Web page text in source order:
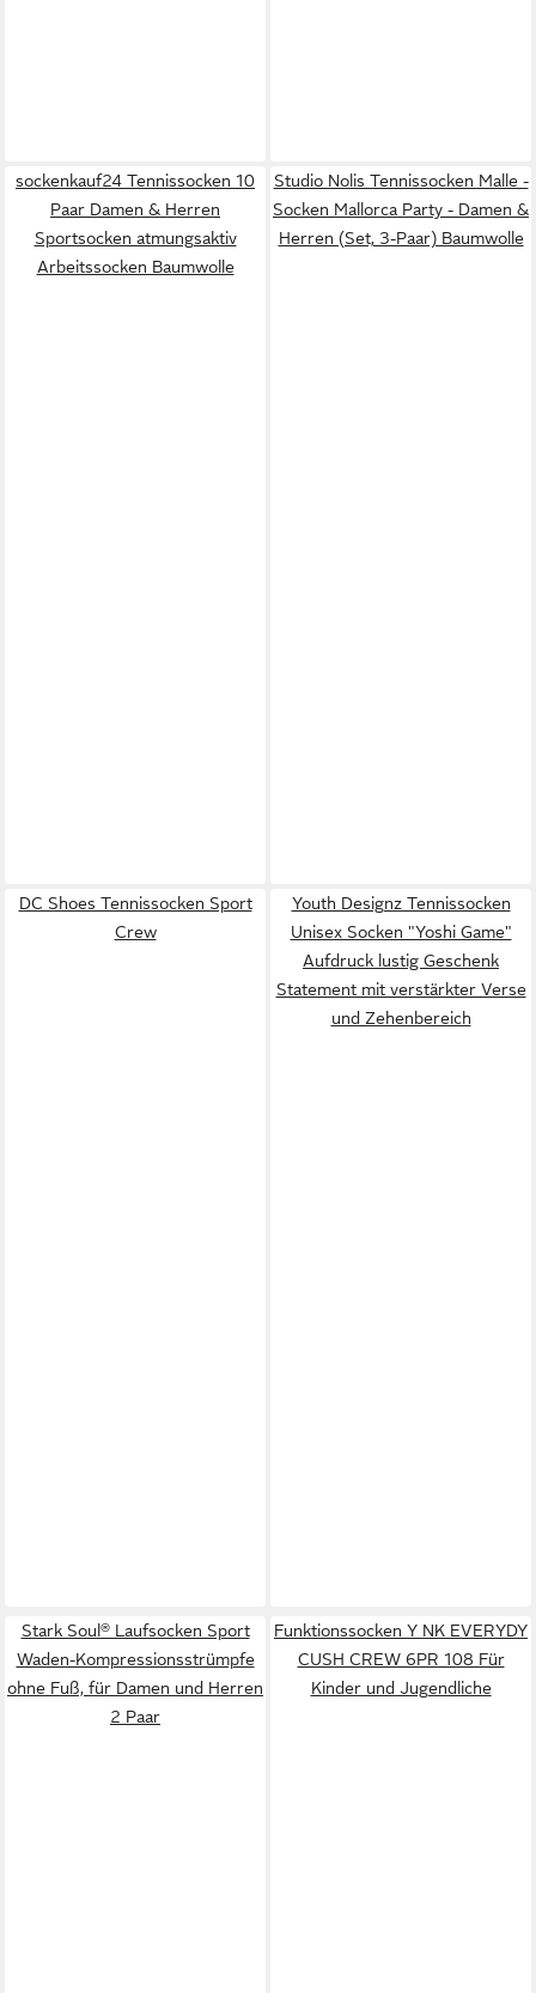
sockenkauf24 Tennissocken 10
Paar Damen & Herren
Sportsocken atmungsaktiv
Arbeitssocken Baumwolle
Studio Nolis Tennissocken Malle -
Socken Mallorca Party - Damen &
Herren (Set, 3-Paar) Baumwolle
DC Shoes Tennissocken Sport
Crew
Youth Designz Tennissocken
Unisex Socken "Yoshi Game"
Aufdruck lustig Geschenk
Statement mit verstärkter Verse
und Zehenbereich
Stark Soul® Laufsocken Sport
Waden-Kompressionsstrümpfe
ohne Fuß, für Damen und Herren
2 Paar
Funktionssocken Y NK EVERYDY
CUSH CREW 6PR 108 Für
Kinder und Jugendliche